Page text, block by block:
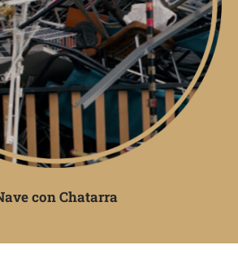
con Chatarra